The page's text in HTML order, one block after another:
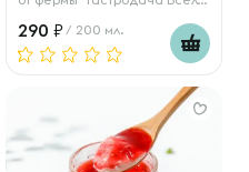
290 / 200 мл.